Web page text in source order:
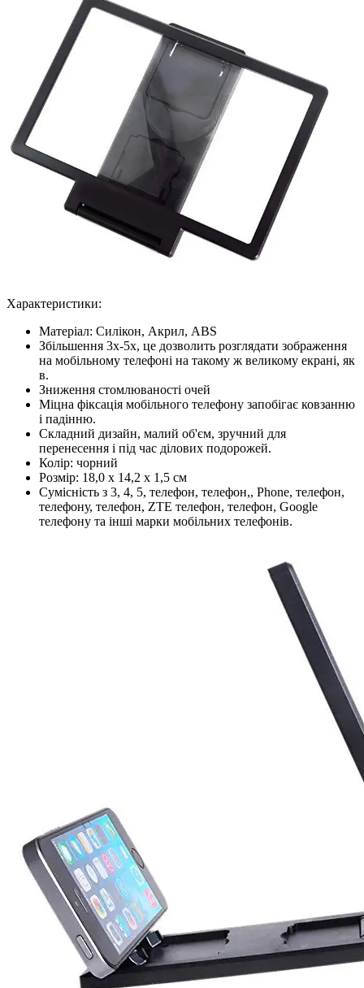
Характеристики:
Матеріал: Силікон, Акрил, ABS
Збільшення 3x-5x, це дозволить розглядати зображення
на мобільному телефоні на такому ж великому екрані, як
в.
Зниження стомлюваності очей
Міцна фіксація мобільного телефону запобігає ковзанню
і падінню.
Складний дизайн, малий об'єм, зручний для
перенесення і під час ділових подорожей.
Колір: чорний
Розмір: 18,0 x 14,2 x 1,5 см
Сумісність з 3, 4, 5, телефон, телефон,, Phone, телефон,
телефону, телефон, ZTE телефон, телефон, Google
телефону та інші марки мобільних телефонів.